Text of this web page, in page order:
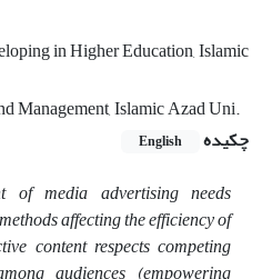
in Higher Education, Islamic
Management, Islamic Azad Uni.
چکیده
English
of media advertising needs
affecting the efficiency of
content respects competing